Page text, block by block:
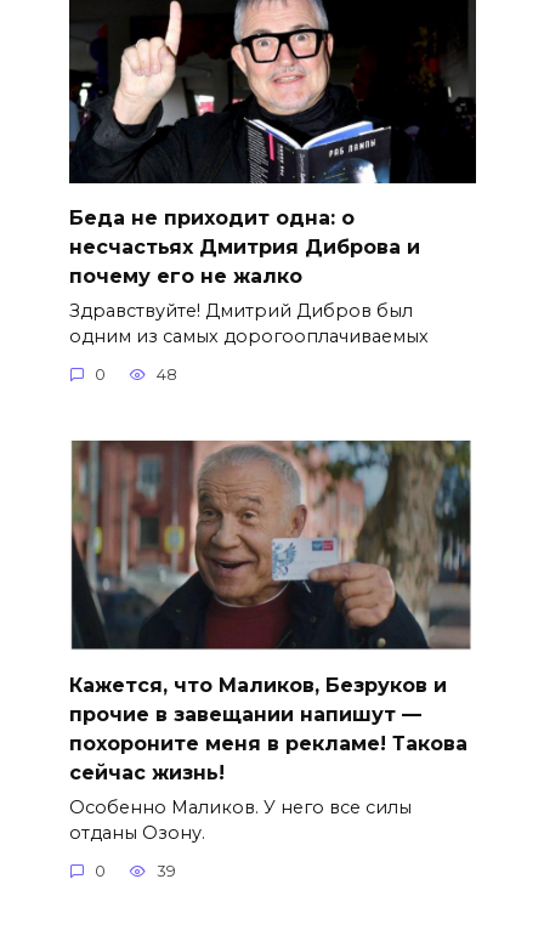
Беда не приходит одна: о
несчастьях Дмитрия Диброва и
почему его не жалко
Здравствуйте! Дмитрий Дибров был
одним из самых дорогооплачиваемых
0 48
Кажется, что Маликов, Безруков и
прочие в завещании напишут —
похороните меня в рекламе! Такова
сейчас жизнь!
Особенно Маликов. У него все силы
отданы Озону.
0 39